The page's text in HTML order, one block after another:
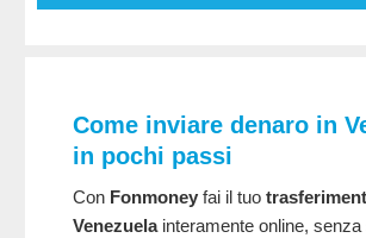
Come inviare denaro in
in pochi passi
Con Fonmoney fai il tuo
Venezuelainteramente online,